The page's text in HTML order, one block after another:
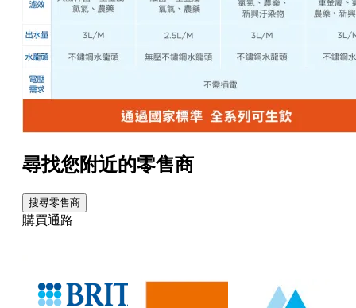
尋找您附近的零售商
搜尋零售商
購買通路